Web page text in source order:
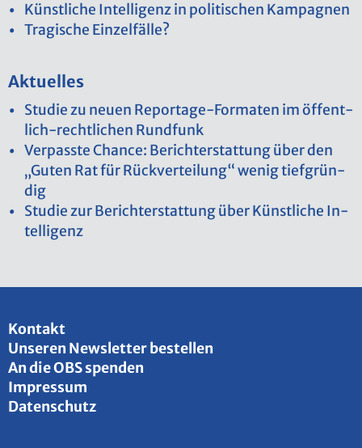
Künst­li­che In­tel­li­genz in po­li­ti­schen Kam­pa­gnen
Tra­gi­sche Ein­zel­fäl­le?
Ak­tu­el­les
Stu­die zu neuen Re­por­ta­ge-For­ma­ten im öf­fent­
lich-recht­li­chen Rund­funk
Ver­pass­te Chan­ce: Be­richt­erstat­tung über den
„Guten Rat für Rück­ver­tei­lung“ wenig tief­grün­
dig
Stu­die zur Be­richt­erstat­tung über Künst­li­che In­
tel­li­genz
Kon­takt
Un­se­ren News­let­ter be­stel­len
An die OBS spen­den
Im­pres­sum
Da­ten­schutz